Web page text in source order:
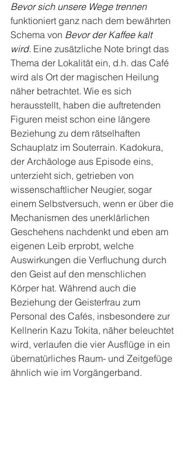
Bevor sich unsere Wege trennen
funktioniert ganz nach dem bewährten
Schema von Bevor der Kaffee kalt
wird. Eine zusätzliche Note bringt das
Thema der Lokalität ein, d.h. das Café
wird als Ort der magischen Heilung
näher betrachtet. Wie es sich
herausstellt, haben die auftretenden
Figuren meist schon eine längere
Beziehung zu dem rätselhaften
Schauplatz im Souterrain. Kadokura,
der Archäologe aus Episode eins,
unterzieht sich, getrieben von
wissenschaftlicher Neugier, sogar
einem Selbstversuch, wenn er über die
Mechanismen des unerklärlichen
Geschehens nachdenkt und eben am
eigenen Leib erprobt, welche
Auswirkungen die Verfluchung durch
den Geist auf den menschlichen
Körper hat. Während auch die
Beziehung der Geisterfrau zum
Personal des Cafés, insbesondere zur
Kellnerin Kazu Tokita, näher beleuchtet
wird, verlaufen die vier Ausflüge in ein
übernatürliches Raum- und Zeitgefüge
ähnlich wie im Vorgängerband.